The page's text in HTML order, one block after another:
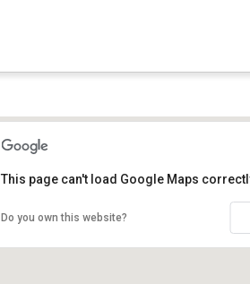
This page can't load Google Maps
Do you own this website?